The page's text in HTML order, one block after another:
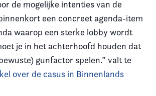
de mogelijke intenties van de
een concreet agenda-item
waarop een sterke lobby wordt
je in het achterhoofd houden dat
gunfactor spelen.” valt te
over de casus in Binnenlands